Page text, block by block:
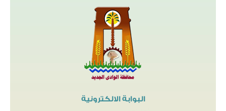
البوابة الالكترونية